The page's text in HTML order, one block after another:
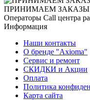
ПРИНИМАЕМ ЗАКАЗЫ
Операторы Call центра
Информация
Наши контакты
О бренде "Axioma"
Сервис и ремонт
СКИДКИ и Акции
Оплата
Политика
Карта сайта